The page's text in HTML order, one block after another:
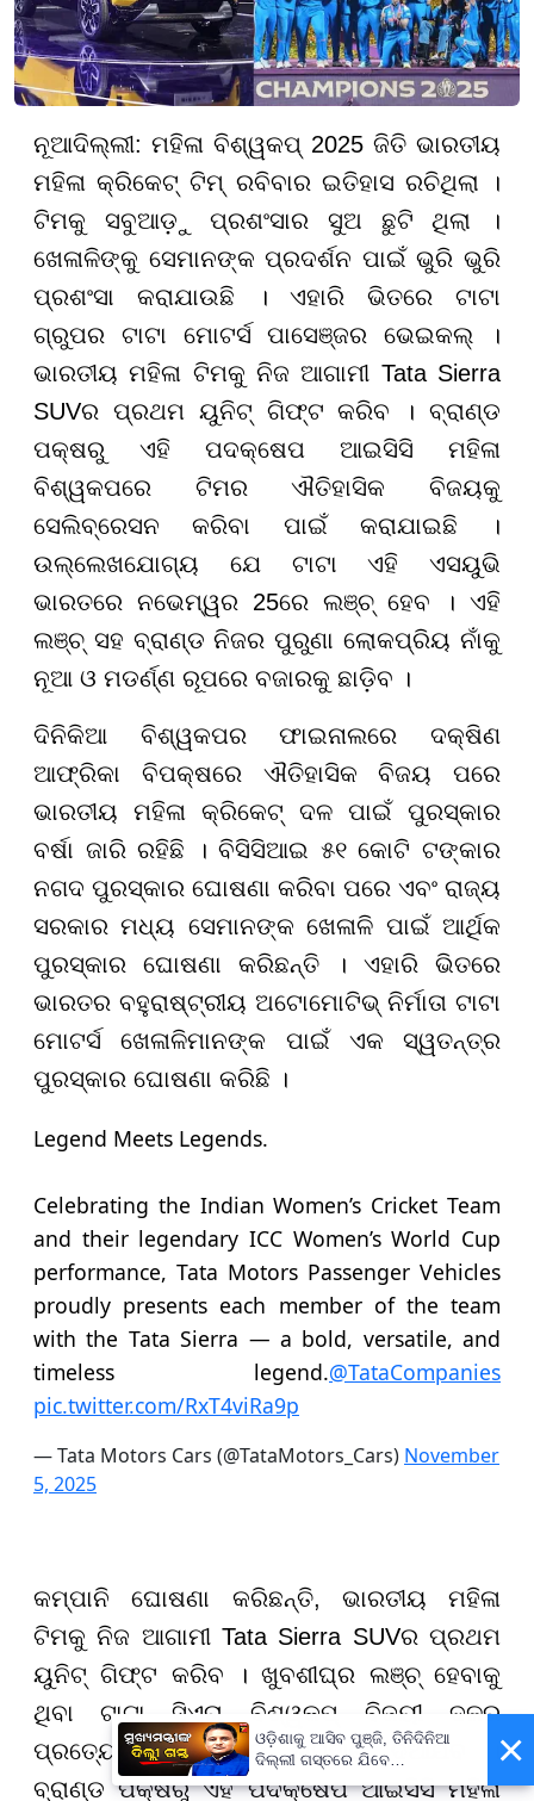
ନୂଆଦିଲ୍ଲୀ: ମହିଳା ବିଶ୍ୱକପ୍ 2025 ଜିତି ଭାରତୀୟ
ମହିଳା କ୍ରିକେଟ୍ ଟିମ୍ ରବିବାର ଇତିହାସ ରଚିଥିଲା ।
ଟିମକୁ ସବୁଆଡ଼ୁ ପ୍ରଶଂସାର ସୁଅ ଛୁଟି ଥିଲା ।
ଖେଳାଳିଙ୍କୁ ସେମାନଙ୍କ ପ୍ରଦର୍ଶନ ପାଇଁ ଭୁରି ଭୁରି
ପ୍ରଶଂସା କରାଯାଉଛି । ଏହାରି ଭିତରେ ଟାଟା
ଗ୍ରୁପର ଟାଟା ମୋଟର୍ସ ପାସେଞ୍ଜର ଭେଇକଲ୍ ।
ଭାରତୀୟ ମହିଳା ଟିମକୁ ନିଜ ଆଗାମୀ Tata Sierra
SUVର ପ୍ରଥମ ୟୁନିଟ୍ ଗିଫ୍ଟ କରିବ । ବ୍ରାଣ୍ଡ
ପକ୍ଷରୁ ଏହି ପଦକ୍ଷେପ ଆଇସିସି ମହିଳା
ବିଶ୍ୱକପରେ ଟିମର ଐତିହାସିକ ବିଜୟକୁ
ସେଲିବ୍ରେସନ କରିବା ପାଇଁ କରାଯାଇଛି ।
ଉଲ୍ଲେଖଯୋଗ୍ୟ ଯେ ଟାଟା ଏହି ଏସୟୁଭି
ଭାରତରେ ନଭେମ୍ୱର 25ରେ ଲଞ୍ଚ୍ ହେବ । ଏହି
ଲଞ୍ଚ୍ ସହ ବ୍ରାଣ୍ଡ ନିଜର ପୁରୁଣା ଲୋକପ୍ରିୟ ନାଁକୁ
ନୂଆ ଓ ମଡର୍ଣ୍ଣ ରୂପରେ ବଜାରକୁ ଛାଡ଼ିବ ।
ଦିନିକିଆ ବିଶ୍ୱକପର ଫାଇନାଲରେ ଦକ୍ଷିଣ
ଆଫ୍ରିକା ବିପକ୍ଷରେ ଐତିହାସିକ ବିଜୟ ପରେ
ଭାରତୀୟ ମହିଳା କ୍ରିକେଟ୍ ଦଳ ପାଇଁ ପୁରସ୍କାର
ବର୍ଷା ଜାରି ରହିଛି । ବିସିସିଆଇ ୫୧ କୋଟି ଟଙ୍କାର
ନଗଦ ପୁରସ୍କାର ଘୋଷଣା କରିବା ପରେ ଏବଂ ରାଜ୍ୟ
ସରକାର ମଧ୍ୟ ସେମାନଙ୍କ ଖେଳାଳି ପାଇଁ ଆର୍ଥିକ
ପୁରସ୍କାର ଘୋଷଣା କରିଛନ୍ତି । ଏହାରି ଭିତରେ
ଭାରତର ବହୁରାଷ୍ଟ୍ରୀୟ ଅଟୋମୋଟିଭ୍ ନିର୍ମାତା ଟାଟା
ମୋଟର୍ସ ଖେଳାଳିମାନଙ୍କ ପାଇଁ ଏକ ସ୍ୱତନ୍ତ୍ର
ପୁରସ୍କାର ଘୋଷଣା କରିଛି ।
Legend Meets Legends.
Celebrating the Indian Women’s Cricket Team
and their legendary ICC Women’s World Cup
performance, Tata Motors Passenger Vehicles
proudly presents each member of the team
with the Tata Sierra — a bold, versatile, and
timeless legend.@TataCompanies
pic.twitter.com/RxT4viRa9p
— Tata Motors Cars (@TataMotors_Cars) November
5, 2025
କମ୍ପାନି ଘୋଷଣା କରିଛନ୍ତି, ଭାରତୀୟ ମହିଳା
ଟିମକୁ ନିଜ ଆଗାମୀ Tata Sierra SUVର ପ୍ରଥମ
ୟୁନିଟ୍ ଗିଫ୍ଟ କରିବ । ଖୁବଶୀଘ୍ର ଲଞ୍ଚ୍ ହେବାକୁ
ଥିବା ଟାଟା ସିଏରା ବିଶ୍ୱକପ୍ ବିଜୟୀ ଦଳର
ପ୍ରତ୍ୟେକ ସଦସ୍ୟଙ୍କୁ ଉପହାର ଦିଆଯିବ ।
ବ୍ରାଣ୍ଡ ପକ୍ଷରୁ ଏହି ପଦକ୍ଷେପ ଆଇସିସି ମହିଳା
×
ଓଡ଼ିଶାକୁ ଆସିବ ପୁଞ୍ଜି, ତିନିଦିନିଆ
ଦିଲ୍ଲୀ ଗସ୍ତରେ ଯିବେ